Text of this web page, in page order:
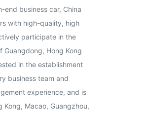
business car, China
with high-quality, high
participate in the
Hong Kong
in the establishment
business team and
experience, and is
Macao, Guangzhou,